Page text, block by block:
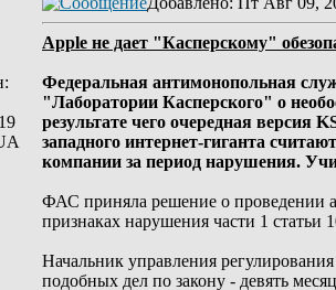
Apple не дает "Касперскому"
Федеральная антимонопольная
"Лаборатории Касперского" о
результате чего очередная
западного интернет-гиганта
компании за период нарушения.
ФАС приняла решение о проведении
признаках нарушения части 1 статьи
Начальник управления
подобных дел по закону - девять